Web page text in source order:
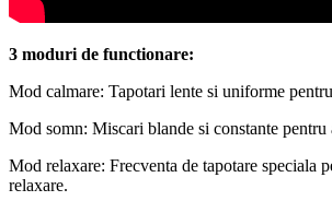
3 moduri de functionare:
Mod calmare: Tapotari lente si uniforme
Mod somn: Miscari blande si constante pentru
Mod relaxare: Frecventa de tapotare speciala
relaxare.